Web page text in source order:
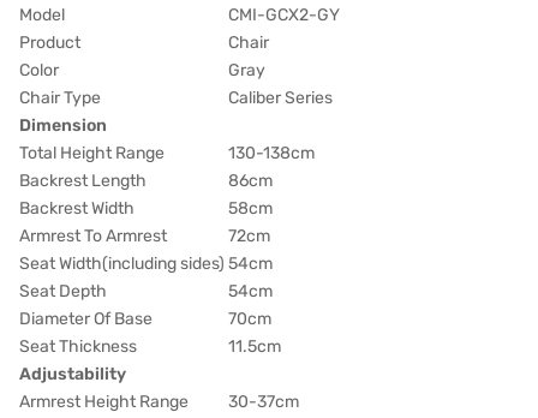
Model
CMI-GCX2-GY
Product
Chair
Color
Gray
Chair Type
Caliber Series
Dimension
Total Height Range
130-138cm
Backrest Length
86cm
Backrest Width
58cm
Armrest To Armrest
72cm
Seat Width(including sides) 54cm
Seat Depth
54cm
Diameter Of Base
70cm
Seat Thickness
11.5cm
Adjustability
Armrest Height Range
30-37cm